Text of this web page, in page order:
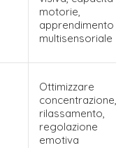
motorie,
apprendimento
multisensoriale
Ottimizzare
concentrazione,
rilassamento,
regolazione
emotiva